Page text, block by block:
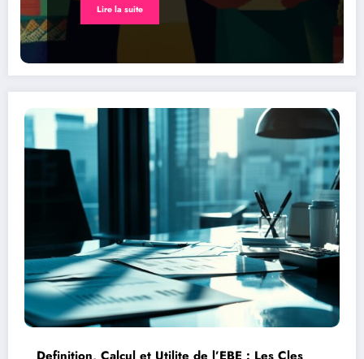
Lire la suite
Definition, Calcul et Utilite de l’EBE : Les Cles